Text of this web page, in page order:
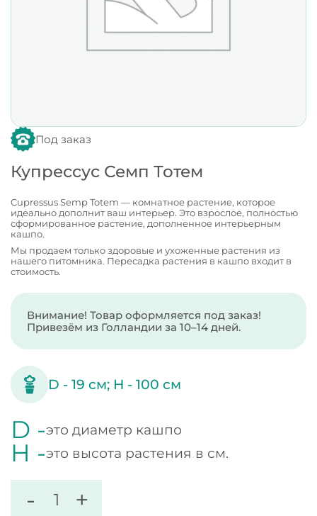
Под заказ
Купрессус Семп Тотем
Cupressus Semp Totem — комнатное растение, которое
идеально дополнит ваш интерьер. Это взрослое, полностью
сформированное растение, дополненное интерьерным
кашпо.
Мы продаем только здоровые и ухоженные растения из
нашего питомника. Пересадка растения в кашпо входит в
стоимость.
Внимание! Товар оформляется под заказ!
Привезём из Голландии за 10–14 дней.
D -19 см; H -100 см
D -это диаметр кашпо
H -это высота растения в см.
- +